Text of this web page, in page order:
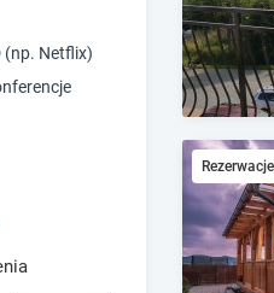
(np. Netflix)